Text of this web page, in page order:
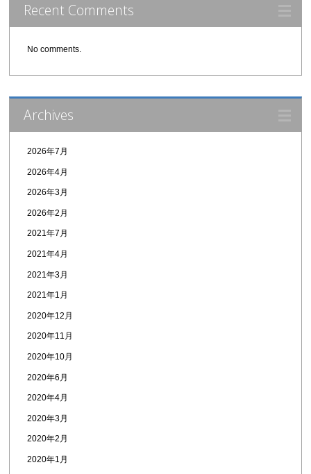
Recent Comments
No comments.
Archives
2026年7月
2026年4月
2026年3月
2026年2月
2021年7月
2021年4月
2021年3月
2021年1月
2020年12月
2020年11月
2020年10月
2020年6月
2020年4月
2020年3月
2020年2月
2020年1月